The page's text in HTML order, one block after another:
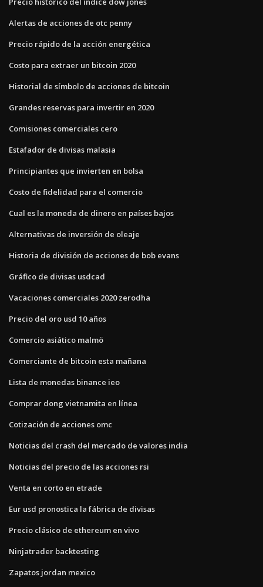
Alertas de acciones de otc penny
Precio rápido de la acción energética
Costo para extraer un bitcoin 2020
Historial de símbolo de acciones de bitcoin
Grandes reservas para invertir en 2020
Comisiones comerciales cero
Estafador de divisas malasia
Principiantes que invierten en bolsa
Costo de fidelidad para el comercio
Cual es la moneda de dinero en países bajos
Alternativas de inversión de oleaje
Historia de división de acciones de bob evans
Gráfico de divisas usdcad
Vacaciones comerciales 2020 zerodha
Precio del oro usd 10 años
Comercio asiático malmö
Comerciante de bitcoin esta mañana
Lista de monedas binance ieo
Comprar dong vietnamita en línea
Cotización de acciones omc
Noticias del crash del mercado de valores india
Noticias del precio de las acciones rsi
Venta en corto en etrade
Eur usd pronostica la fábrica de divisas
Precio clásico de ethereum en vivo
Ninjatrader backtesting
Zapatos jordan mexico